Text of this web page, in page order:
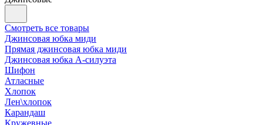
Смотреть все товары
Джинсовая юбка миди
Прямая джинсовая юбка миди
Джинсовая юбка А-силуэта
Шифон
Атласные
Хлопок
Лен\хлопок
Карандаш
Кружевные